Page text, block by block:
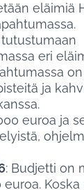
eläimiä
eri
ja
euroa ja
: Budjetti on